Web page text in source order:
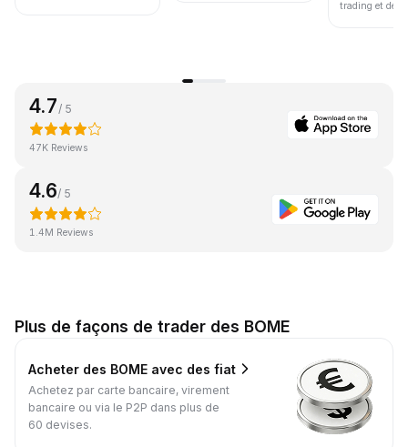
trading et de
4.7 / 5
47K Reviews
4.6/ 5
1.4M Reviews
Plus de façons de trader des BOME
Acheter des BOME avec des fiat
Achetez par carte bancaire, virement
bancaire ou via le P2P dans plus de
60 devises.